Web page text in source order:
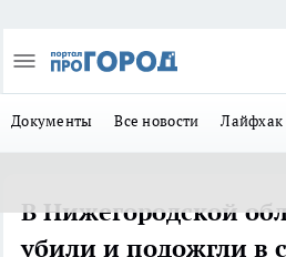
Документы Все новости Лайфхак
В Нижегородской
убили и подожгли в